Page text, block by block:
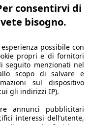
consentirvi di
bisogno.
possibile con
propri e di fornitori
seguito menzionati nel
scopo di salvare e
sul dispositivo
gli indirizzi IP).
annunci pubblicitari
interessi dell’utente,